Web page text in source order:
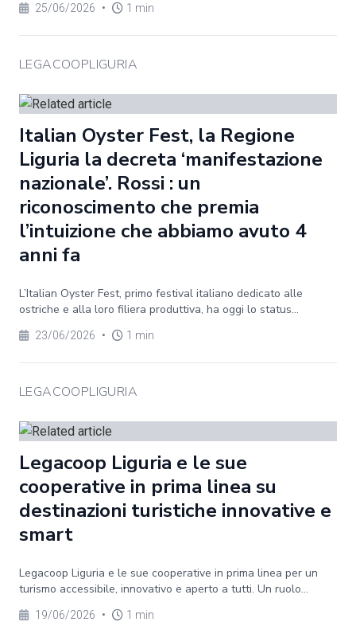
25/06/2026 • 1 min
LEGACOOPLIGURIA
Italian Oyster Fest, la Regione
Liguria la decreta ‘manifestazione
nazionale’. Rossi : un
riconoscimento che premia
l’intuizione che abbiamo avuto 4
anni fa
L’Italian Oyster Fest, primo festival italiano dedicato alle
ostriche e alla loro filiera produttiva, ha oggi lo status...
23/06/2026 • 1 min
LEGACOOPLIGURIA
Legacoop Liguria e le sue
cooperative in prima linea su
destinazioni turistiche innovative e
smart
Legacoop Liguria e le sue cooperative in prima linea per un
turismo accessibile, innovativo e aperto a tutti. Un ruolo...
19/06/2026 • 1 min